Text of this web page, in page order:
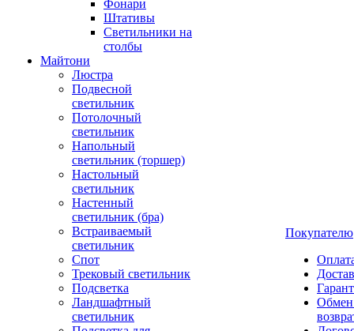
Фонари
Штативы
Светильники на
столбы
Майтони
Люстра
Подвесной
светильник
Потолочный
светильник
Напольный
светильник (торшер)
Настольный
светильник
Настенный
светильник (бра)
Встраиваемый
светильник
Спот
Трековый светильник
Подсветка
Ландшафтный
светильник
Покупателю